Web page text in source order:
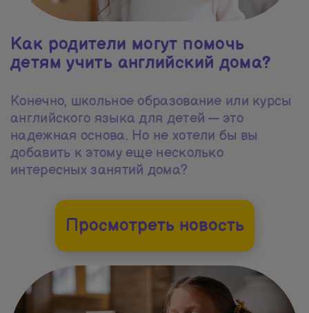
Как родители могут помочь
детям учить английский дома?
Конечно, школьное образование или курсы
английского языка для детей — это
надежная основа. Но не хотели бы вы
добавить к этому еще несколько
интересных занятий дома?
Просмотреть новость